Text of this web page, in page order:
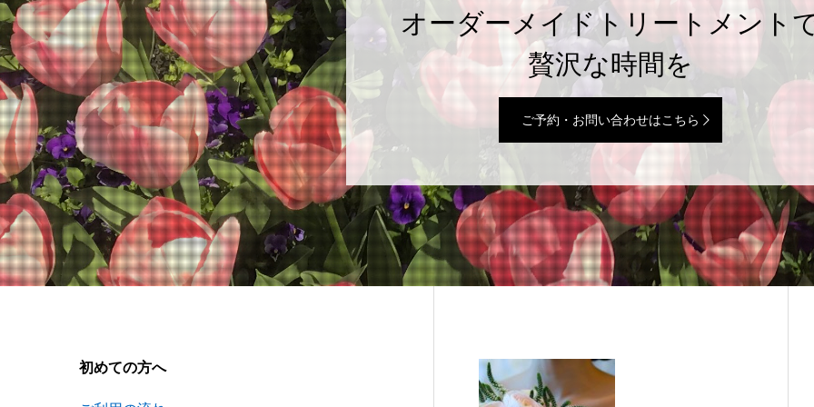
オーダーメイドトリートメント
贅沢な時間を
ご予約・お問い合わせはこちら
初めての方へ